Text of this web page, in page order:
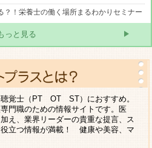
？！栄養士の働く場所まるわかりセミナー
っと見る
聴覚士（PT OT ST）におすすめ。
門職のための情報サイトです。医
え、業界リーダーの貴重な提言、ス
立つ情報が満載！ 健康や美容、マ